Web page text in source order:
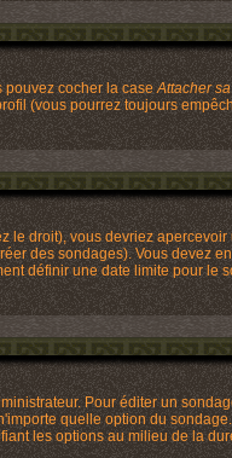
pouvez cocher la caseAttacher
(vous pourrez toujours
le droit), vous devriez
des sondages). Vous devez
définir une date limite pour le
Pour éditer un
quelle option du
les options au milieu de la